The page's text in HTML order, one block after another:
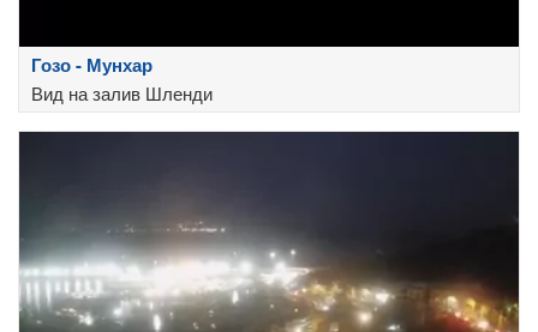
Гозо - Мунхар
Вид на залив Шленди